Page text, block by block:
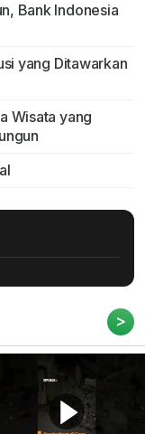
Bank Indonesia
yang Ditawarkan
Wisata yang
>